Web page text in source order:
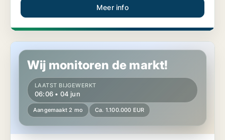
Meer info
Commercieel vastgoed in Ramsau im Zillertal, Tirol
Wij monitoren de markt!
LAATST BIJGEWERKT
06:06 • 04 jun
Aangemaakt 2 mo Ca. 1.100.000 EUR